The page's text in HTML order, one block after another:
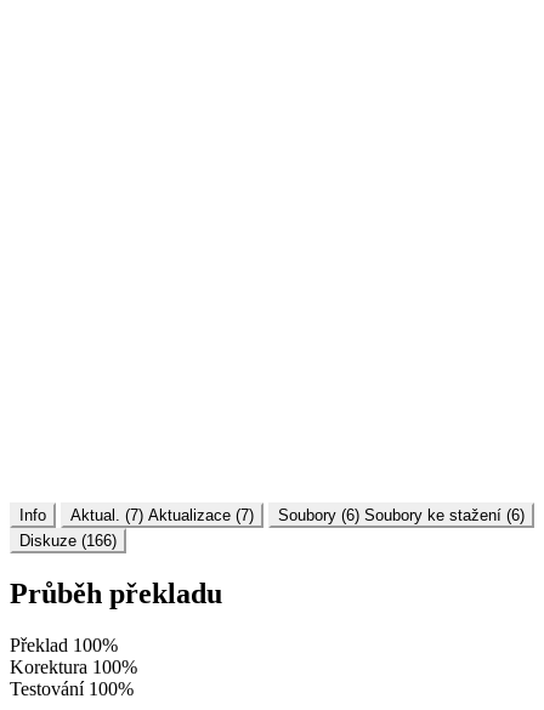
Info Aktual. (7) Aktualizace (7) Soubory (6) Soubory ke stažení (6)
Diskuze (166)
Průběh překladu
Překlad 100%
Korektura 100%
Testování 100%